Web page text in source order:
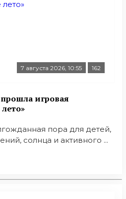
7 августа 2026, 10:55 162
игровая
пора для детей,
солнца и активного ...